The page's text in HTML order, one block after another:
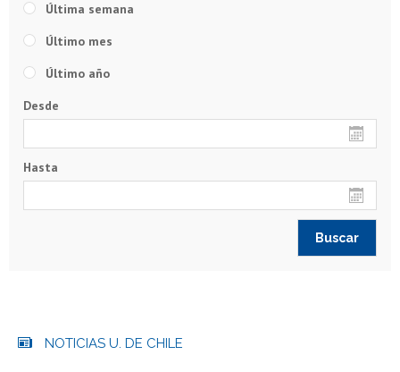
Última semana
Último mes
Último año
Desde
Hasta
NOTICIAS U. DE CHILE